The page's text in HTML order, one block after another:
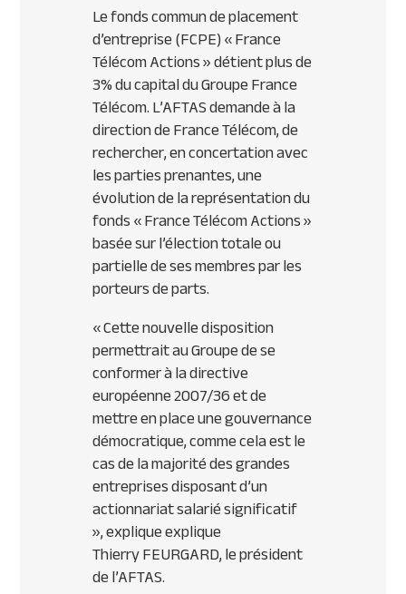
Le fonds commun de placement
d’entreprise (FCPE) « France
Télécom Actions » détient plus de
3% du capital du Groupe France
Télécom. L’AFTASdemande à la
direction de France Télécom, de
rechercher, en concertation avec
les parties prenantes, une
évolution de la représentation du
fonds « France Télécom Actions »
basée sur l’élection totale ou
partielle de ses membres par les
porteurs de parts.
« Cette nouvelle disposition
permettrait au Groupe de se
conformer à la directive
européenne 2007/36 et de
mettre en place une gouvernance
démocratique, comme cela est le
cas de la majorité des grandes
entreprises disposant d’un
actionnariat salarié significatif
»,explique explique
ThierryFEURGARD, le président
de l’AFTAS.